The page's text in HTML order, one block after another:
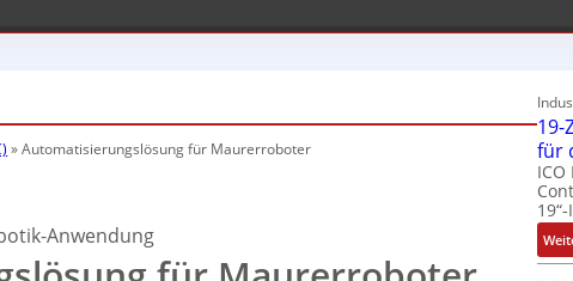
»Automatisierungslösung für Maurerroboter
Anwendung
19-
für